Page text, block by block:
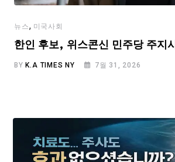
뉴스, 미국사회
한인 후보, 위스콘신 민주당 주지
BY K.A TIMES NY 7월 31, 2026